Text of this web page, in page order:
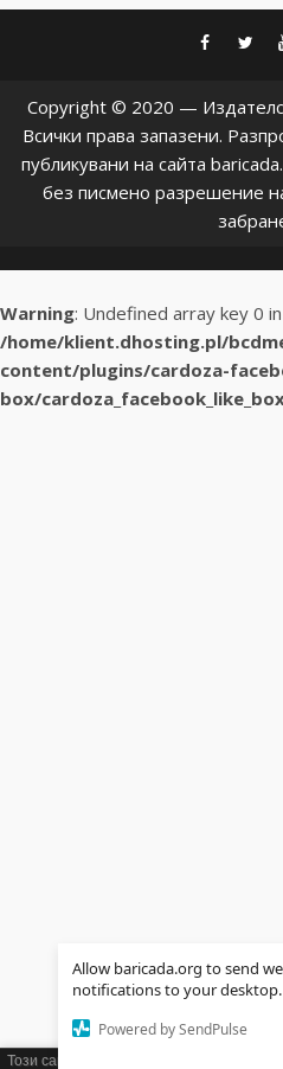
Allow baricada.org to send
notifications to your desktop.
Powered by SendPulse
Copyright © 2020 —
Всички права запазени.
публикувани на сайта
без писмено разрешение
Warning: Undefined array key 0 in
/home/klient.dhosting.pl/
content/plugins/cardoza-
box/
Този сайт използва бисквитки